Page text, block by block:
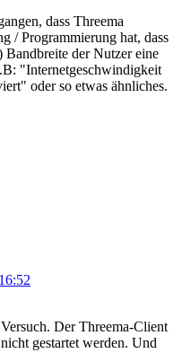
dass Threema
/ Programmierung hat, dass
Bandbreite der Nutzer eine
"Internetgeschwindigkeit
oder so etwas ähnliches.
Der Threema-Client
gestartet werden. Und